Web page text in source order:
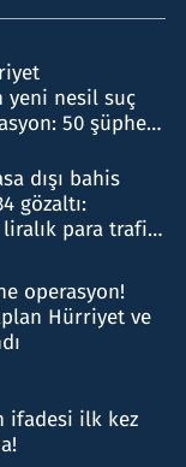
yeni nesil suç
50 şüpheli
dışı bahis
gözaltı:
liralık para trafiği
operasyon!
Hürriyet ve
ifadesi ilk kez